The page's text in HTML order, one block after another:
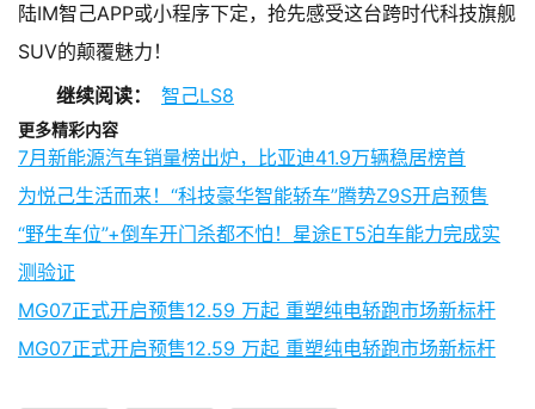
陆IM智己APP或小程序下定，抢先感受这台跨时代科技旗舰
SUV的颠覆魅力！
继续阅读：
智己LS8
更多精彩内容
7月新能源汽车销量榜出炉，比亚迪41.9万辆稳居榜首
为悦己生活而来！“科技豪华智能轿车”腾势Z9S开启预售
“野生车位”+倒车开门杀都不怕！星途ET5泊车能力完成实
测验证
MG07正式开启预售12.59 万起 重塑纯电轿跑市场新标杆
MG07正式开启预售12.59 万起 重塑纯电轿跑市场新标杆